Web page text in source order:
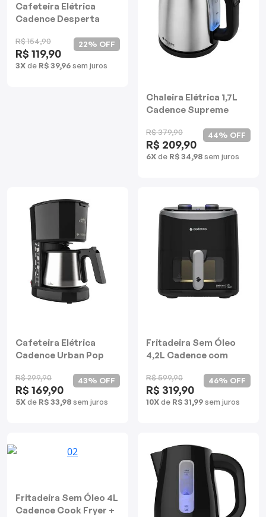
Cafeteira Elétrica
Cadence Desperta
R$ 154,90
R$ 119,90
3Xde R$ 39,96sem juros
22% OFF
Chaleira Elétrica 1,7L
Cadence Supreme
R$ 379,90
R$ 209,90
6Xde R$ 34,98sem juros
44% OFF
Cafeteira Elétrica
Cadence Urban Pop
R$ 299,90
R$ 169,90
5Xde R$ 33,98sem juros
43% OFF
Fritadeira Sem Óleo
4,2L Cadence com
Show
R$ 599,90
R$ 319,90
10Xde R$ 31,99sem juros
46% OFF
Fritadeira Sem Óleo 4L
Cadence Cook Fryer +